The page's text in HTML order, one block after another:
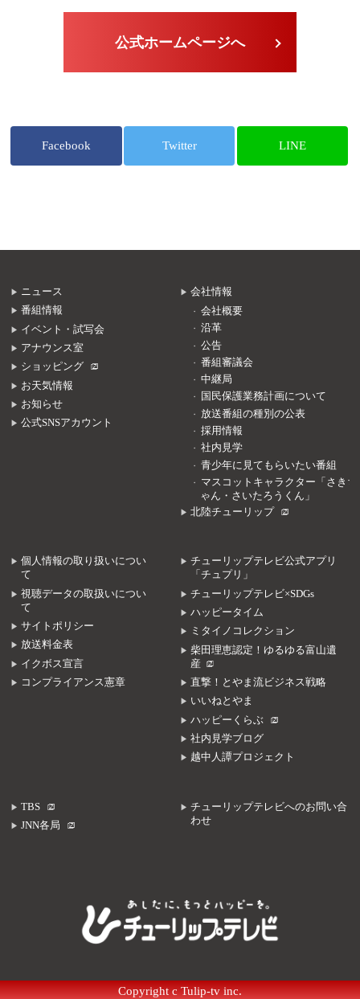
公式ホームページへ
Facebook Twitter LINE
ニュース
番組情報
イベント・試写会
アナウンス室
ショッピング
お天気情報
お知らせ
公式SNSアカウント
会社情報
会社概要
沿革
公告
番組審議会
中継局
国民保護業務計画について
放送番組の種別の公表
採用情報
社内見学
青少年に見てもらいたい番組
マスコットキャラクター「さきち
ゃん・さいたろうくん」
北陸チューリップ
個人情報の取り扱いについ
て
視聴データの取扱いについ
て
サイトポリシー
放送料金表
イクボス宣言
コンプライアンス憲章
チューリップテレビ公式アプリ
「チュプリ」
チューリップテレビ×SDGs
ハッピータイム
ミタイノコレクション
柴田理恵認定！ゆるゆる富山遺
産
直撃！とやま流ビジネス戦略
いいねとやま
ハッピーくらぶ
社内見学ブログ
越中人譚プロジェクト
TBS
JNN各局
チューリップテレビへのお問い合
わせ
Copyright c Tulip-tv inc.